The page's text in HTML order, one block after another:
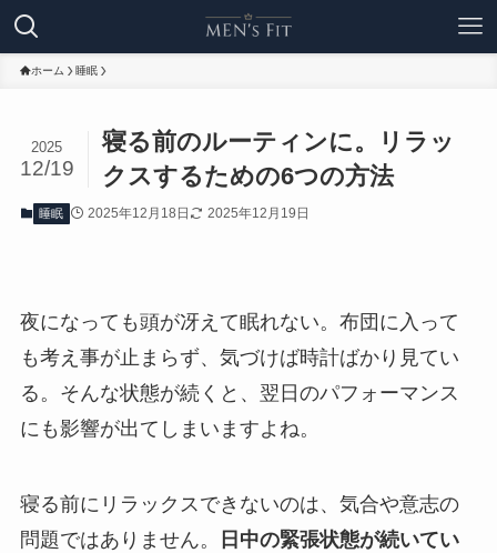
ホーム 睡眠
寝る前のルーティンに。リラッ
クスするための6つの方法
2025
12/19
睡眠 2025年12月18日 2025年12月19日
夜になっても頭が冴えて眠れない。布団に入って
も考え事が止まらず、気づけば時計ばかり見てい
る。そんな状態が続くと、翌日のパフォーマンス
にも影響が出てしまいますよね。
寝る前にリラックスできないのは、気合や意志の
問題ではありません。
日中の緊張状態が続いてい